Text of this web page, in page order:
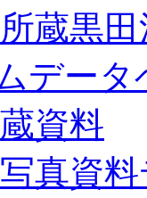
蔵黒
データ
資料
真資